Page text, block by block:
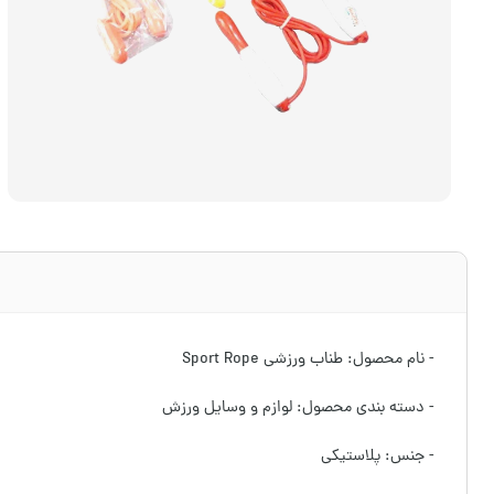
- نام محصول: طناب ورزشی Sport Rope
- دسته بندی محصول: لوازم و وسایل ورزش
- جنس: پلاستیکی